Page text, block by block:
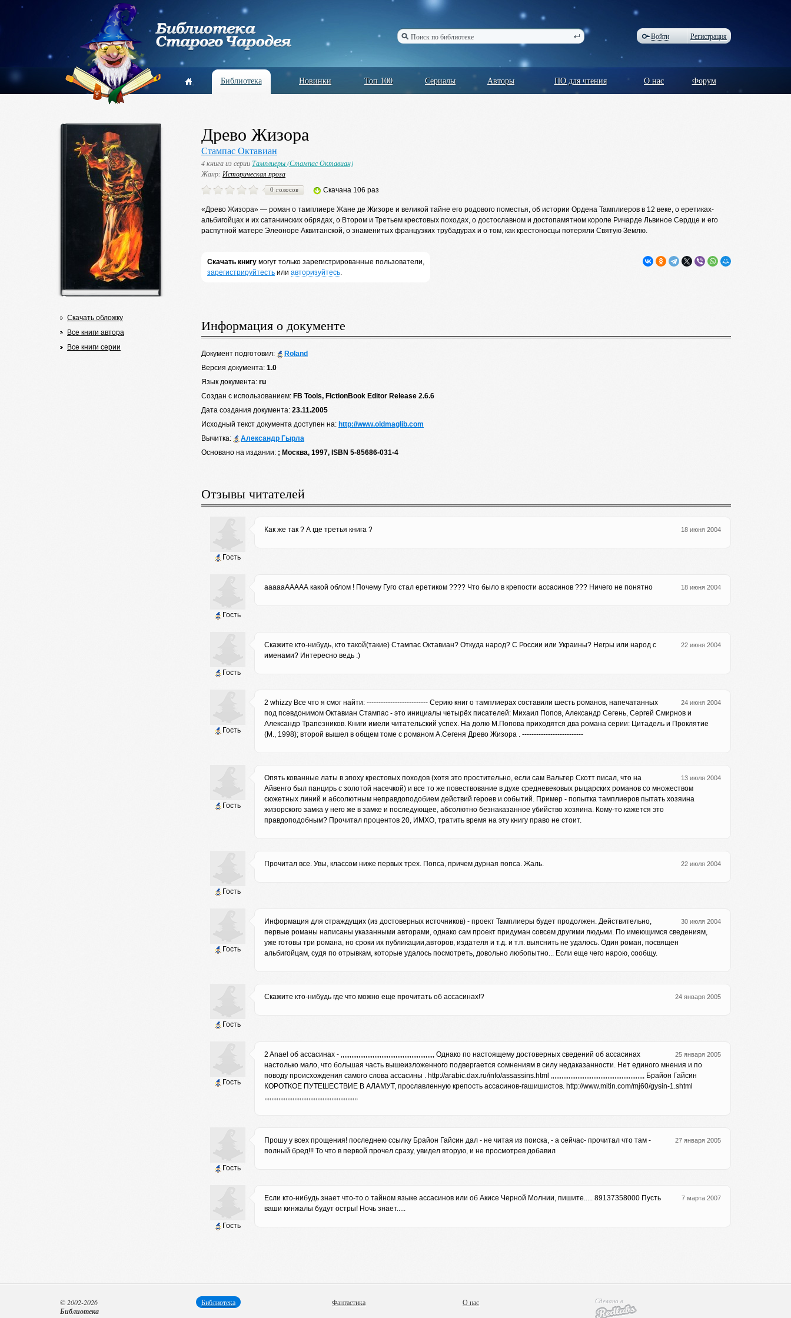
Войти Регистрация
Библиотека Новинки Топ 100 Сериалы Авторы ПО для чтения О нас Форум
Скачать обложку
Все книги автора
Все книги серии
Древо Жизора
Стампас Октавиан
4 книга из серииТамплиеры (Стампас Октавиан)
Жанр: Историческая проза
0 голосов Скачана 106 раз
«Древо Жизора» — роман о тамплиере Жане де Жизоре и великой тайне его родового поместья, об истории Ордена Тамплиеров в 12 веке, о еретиках-
альбигойцах и их сатанинских обрядах, о Втором и Третьем крестовых походах, о достославном и достопамятном короле Ричарде Львиное Сердце и его
распутной матере Элеоноре Аквитанской, о знаменитых французких трубадурах и о том, как крестоносцы потеряли Святую Землю.
Скачать книгу могут только зарегистрированные пользователи,
зарегистрируйтесть или авторизуйтесь.
Информация о документе
Документ подготовил:
Roland
Версия документа: 1.0
Язык документа: ru
Создан с использованием: FB Tools, FictionBook Editor Release 2.6.6
Дата создания документа: 23.11.2005
Исходный текст документа доступен на: http://www.oldmaglib.com
Вычитка:
Александр Гырла
Основано на издании: ; Москва, 1997, ISBN 5-85686-031-4
Отзывы читателей
Гость
18 июня 2004
Как же так ? А где третья книга ?
Гость
18 июня 2004
аааааААААА какой облом ! Почему Гуго стал еретиком ???? Что было в крепости ассасинов ??? Ничего не понятно
Гость
22 июня 2004
Скажите кто-нибудь, кто такой(такие) Стампас Октавиан? Откуда народ? С России или Украины? Негры или народ с
именами? Интересно ведь :)
Гость
24 июня 2004
2 whizzy Все что я смог найти: -------------------------- Серию книг о тамплиерах составили шесть романов, напечатанных
под псевдонимом Октавиан Стампас - это инициалы четырёх писателей: Михаил Попов, Александр Сегень, Сергей Смирнов и
Александр Трапезников. Книги имели читательский успех. На долю М.Попова приходятся два романа серии: Цитадель и Проклятие
(М., 1998); второй вышел в общем томе с романом А.Сегеня Древо Жизора . --------------------------
Гость
13 июля 2004
Опять кованные латы в эпоху крестовых походов (хотя это простительно, если сам Вальтер Скотт писал, что на
Айвенго был панцирь с золотой насечкой) и все то же повествование в духе средневековых рыцарских романов со множеством
сюжетных линий и абсолютным неправдоподобием действий героев и событий. Пример - попытка тамплиеров пытать хозяина
жизорского замка у него же в замке и последующее, абсолютно безнаказанное убийство хозяина. Кому-то кажется это
правдоподобным? Прочитал процентов 20, ИМХО, тратить время на эту книгу право не стоит.
Гость
22 июля 2004
Прочитал все. Увы, классом ниже первых трех. Попса, причем дурная попса. Жаль.
Гость
30 июля 2004
Информация для страждущих (из достоверных источников) - проект Тамплиеры будет продолжен. Действительно,
первые романы написаны указанными авторами, однако сам проект придуман совсем другими людьми. По имеющимся сведениям,
уже готовы три романа, но сроки их публикации,авторов, издателя и т.д. и т.п. выяснить не удалось. Один роман, посвящен
альбигойцам, судя по отрывкам, которые удалось посмотреть, довольно любопытно... Если еще чего нарою, сообщу.
Гость
24 января 2005
Cкажите кто-нибудь где что можно еще прочитать об ассасинах!?
Гость
25 января 2005
2 Anael об ассасинах - ,,,,,,,,,,,,,,,,,,,,,,,,,,,,,,,,,,,,,,,,,,,,,,,,,,,,, Однако по настоящему достоверных сведений об ассасинах
настолько мало, что большая часть вышеизложенного подвергается сомнениям в силу недаказанности. Нет единого мнения и по
поводу происхождения самого слова ассасины . http://arabic.dax.ru/info/assassins.html ,,,,,,,,,,,,,,,,,,,,,,,,,,,,,,,,,,,,,,,,,,,,,,,,,,,,, Брайон Гайсин
КОРОТКОЕ ПУТЕШЕСТВИЕ В АЛАМУТ, прославленную крепость ассасинов-гашишистов. http://www.mitin.com/mj60/gysin-1.shtml
,,,,,,,,,,,,,,,,,,,,,,,,,,,,,,,,,,,,,,,,,,,,,,,,,,,,,
Гость
27 января 2005
Прошу у всех прощения! последнею ссылку Брайон Гайсин дал - не читая из поиска, - а сейчас- прочитал что там -
полный бред!!! То что в первой прочел сразу, увидел вторую, и не просмотрев добавил
Гость
7 марта 2007
Если кто-нибудь знает что-то о тайном языке ассасинов или об Акисе Черной Молнии, пишите..... 89137358000 Пусть
ваши кинжалы будут остры! Ночь знает.....
Библиотека
Фантастика
О нас
© 2002-2026
Библиотека
Сделано в